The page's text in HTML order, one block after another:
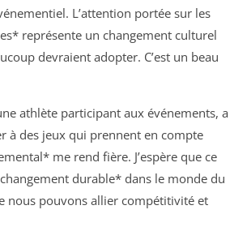
L’attention portée sur les
représente un changement culturel
devraient adopter. C’est un beau
athlète participant aux événements, a
à des jeux qui prennent en compte
me rend fière. J’espère que ce
durable* dans le monde du
nous pouvons allier compétitivité et